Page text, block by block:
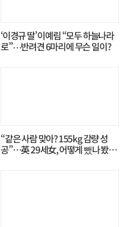
‘이경규 딸’ 이예림 “모두 하늘나라
로”⋯반려견 6마리에 무슨 일이?
“같은 사람 맞아? 155kg 감량 성
공”…英 29세女, 어떻게 뺐나 봤더